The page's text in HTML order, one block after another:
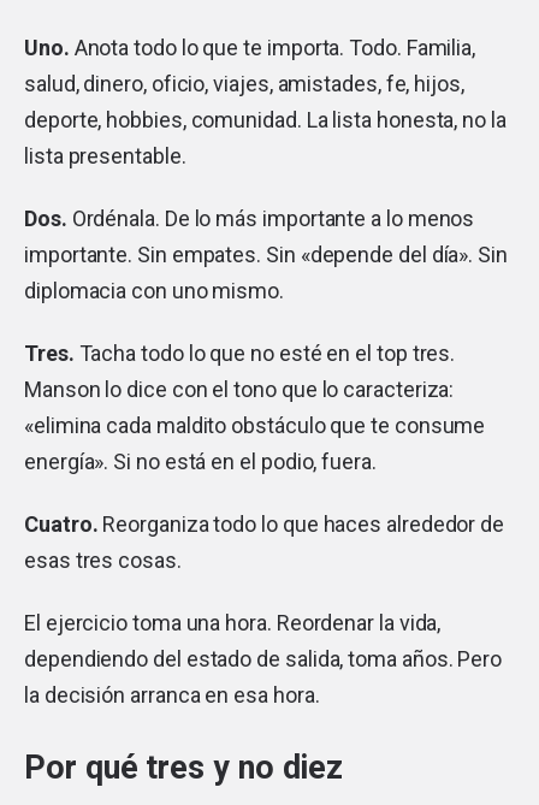
Uno. Anota todo lo que te importa. Todo. Familia,
salud, dinero, oficio, viajes, amistades, fe, hijos,
deporte, hobbies, comunidad. La lista honesta, no la
lista presentable.
Dos. Ordénala. De lo más importante a lo menos
importante. Sin empates. Sin «depende del día». Sin
diplomacia con uno mismo.
Tres. Tacha todo lo que no esté en el top tres.
Manson lo dice con el tono que lo caracteriza:
«elimina cada maldito obstáculo que te consume
energía». Si no está en el podio, fuera.
Cuatro. Reorganiza todo lo que haces alrededor de
esas tres cosas.
El ejercicio toma una hora. Reordenar la vida,
dependiendo del estado de salida, toma años. Pero
la decisión arranca en esa hora.
Por qué tres y no diez